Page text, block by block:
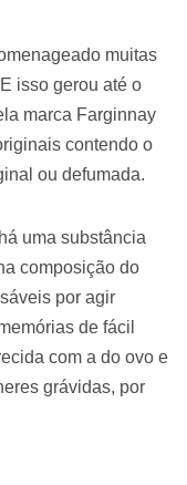
muitas
isso gerou até o
marca Farginnay
contendo o
ou defumada.
uma substância
composição do
por agir
de fácil
com a do ovo e
grávidas, por